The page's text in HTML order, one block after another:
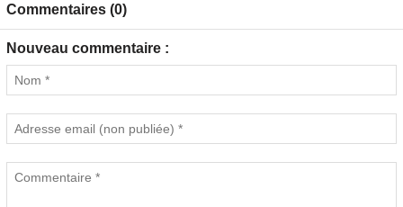
Commentaires (0)
Nouveau commentaire :